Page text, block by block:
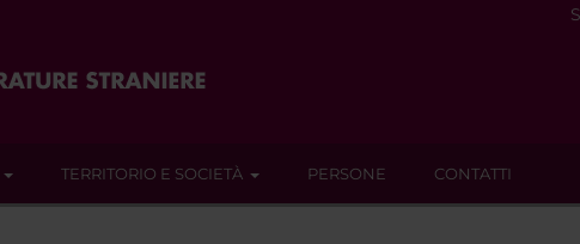
TERRITORIO E SOCIETÀ PERSONE CONTATTI